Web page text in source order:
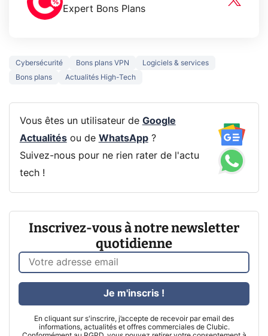
Expert Bons Plans
Cybersécurité Bons plans VPN
Logiciels & services
Bons plans
Actualités High-Tech
Vous êtes un utilisateur de Google
Actualitésou de WhatsApp?
Suivez-nous pour ne rien rater de l'actu
tech !
Inscrivez-vous à notre newsletter
quotidienne
En cliquant sur s'inscrire, j’accepte de recevoir par email des
informations, actualités et offres commerciales de Clubic.
Je m'inscris !